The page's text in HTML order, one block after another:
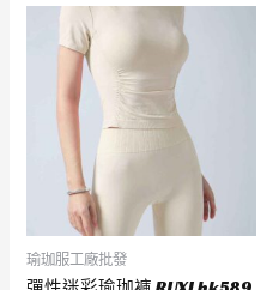
分
瑜珈服工廠批發